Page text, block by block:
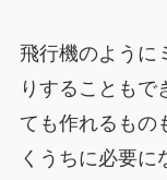
飛行機のように
りすることもで
ても作れるもの
くうちに必要に